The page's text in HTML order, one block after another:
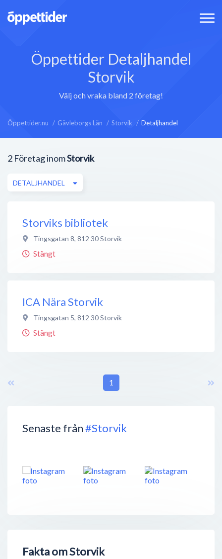
Öppettider Detaljhandel
Storvik
Välj och vraka bland 2 företag!
Öppettider.nu Gävleborgs Län Storvik Detaljhandel
Senaste från#Storvik
Fakta om Storvik
2 Företag inomStorvik
DETALJHANDEL
Storviks bibliotek
Tingsgatan 8, 812 30Storvik
Stängt
ICA Nära Storvik
Tingsgatan 5, 812 30Storvik
Stängt
1